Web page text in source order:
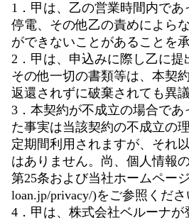
1．甲は、乙の営業時間内であ
停電、その他乙の責めによら
ができないことがあることを
2．甲は、申込みに際し乙に
その他一切の書類等は、本契
返還されずに破棄されても異
3．本契約が不成立の場合であ
た事実は当該契約の不成立の
定期間利用されますが、それ
はありません。尚、個人情報
第25条および当社ホームペー
loan.jp/privacy/)をご参照くださ
4．甲は、株式会社ベルーナが